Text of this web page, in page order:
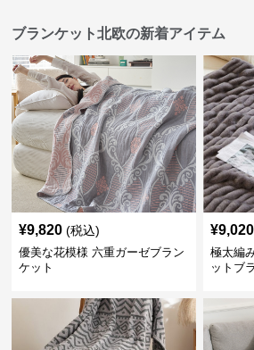
ブランケット北欧の新着アイテム
¥9,820 (税込)
優美な花模様 六重ガーゼブラン
ケット
¥9,020
極太編
ットブ